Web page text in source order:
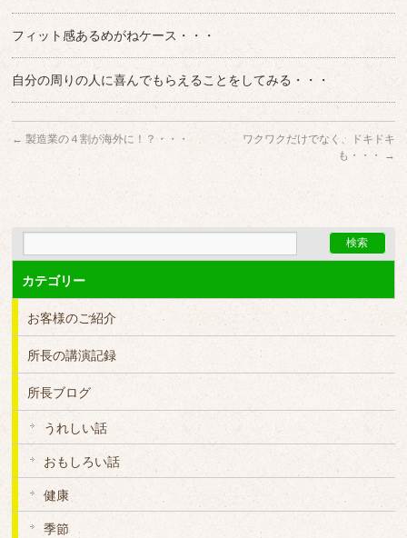
フィット感あるめがねケース・・・
自分の周りの人に喜んでもらえることをしてみる・・・
← 製造業の４割が海外に！？・・・
ワクワクだけでなく、ドキドキ
も・・・
→
カテゴリー
お客様のご紹介
所長の講演記録
所長ブログ
うれしい話
おもしろい話
健康
季節